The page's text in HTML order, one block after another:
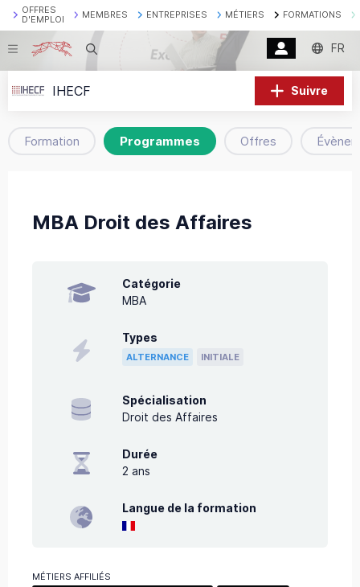
OFFRES
D'EMPLOI
MEMBRES ENTREPRISES MÉTIERS FORMATIONS
Recherche FR
IHECF Suivre
Formation Programmes Offres
MBA Droit des Affaires
Catégorie
MBA
Types
ALTERNANCE INITIALE
Spécialisation
Droit des Affaires
Durée
2 ans
Langue de la formation
MÉTIERS AFFILIÉS